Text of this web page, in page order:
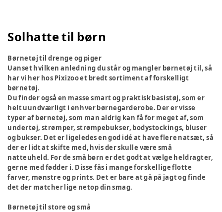
Solhatte til børn
Børnetøj til drenge og piger
Uanset hvilken anledning du står og mangler børnetøj til, så
har vi her hos Pixizoo et bredt sortiment af forskelligt
børnetøj.
Du finder også en masse smart og praktisk basistøj, som er
helt uundværligt i enhver børnegarderobe. Der er visse
typer af børnetøj, som man aldrig kan få for meget af, som
undertøj, strømper, strømpebukser, bodystockings, bluser
og bukser. Det er ligeledes en god idé at have flere natsæt, så
der er lidt at skifte med, hvis der skulle være små
natteuheld. For de små børn er det godt at vælge heldragter,
gerne med fødder i. Disse fås i mange forskellige flotte
farver, mønstre og prints. Det er bare at gå på jagt og finde
det der matcher lige netop din smag.
Børnetøj til store og små